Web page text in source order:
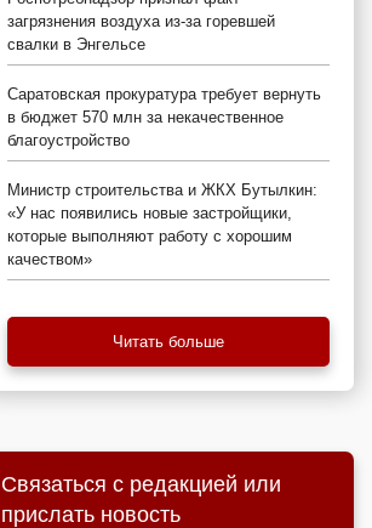
загрязнения воздуха из-за горевшей
свалки в Энгельсе
Саратовская прокуратура требует вернуть
в бюджет 570 млн за некачественное
благоустройство
Министр строительства и ЖКХ Бутылкин:
«У нас появились новые застройщики,
которые выполняют работу с хорошим
качеством»
Читать больше
Связаться с редакцией или
прислать новость